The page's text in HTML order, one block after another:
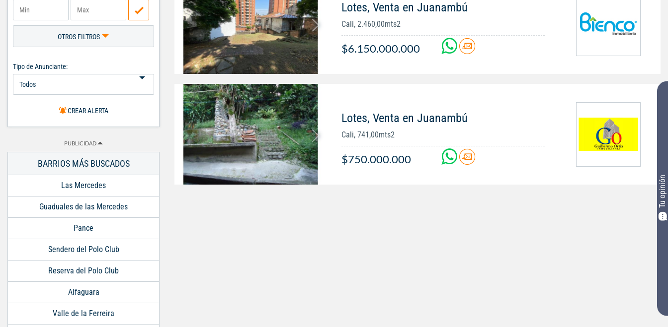
Tu opinión
Lotes, Venta en Juanambú
Cali, 2.460,00mts2
$6.150.000.000
Lotes, Venta en Juanambú
Cali, 741,00mts2
$750.000.000
OTROS FILTROS
Tipo de Anunciante:
CREAR ALERTA
PUBLICIDAD
BARRIOS MÁS BUSCADOS
Las Mercedes
Guaduales de las Mercedes
Pance
Sendero del Polo Club
Reserva del Polo Club
Alfaguara
Valle de la Ferreira